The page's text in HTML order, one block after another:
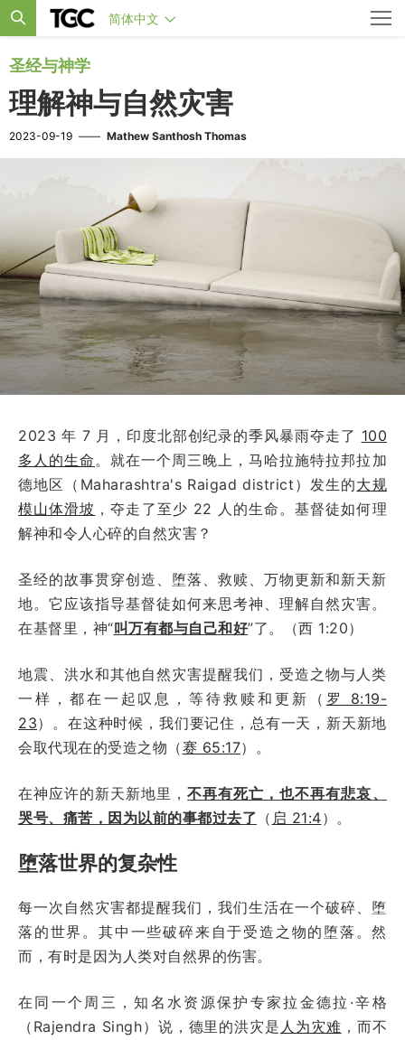
简体中文
圣经与神学
理解神与自然灾害
2023-09-19 —— Mathew Santhosh Thomas
2023 年 7 月，印度北部创纪录的季风暴雨夺走了 100
多人的生命 。就在一个周三晚上，马哈拉施特拉邦拉加
德地区（Maharashtra's Raigad district）发生的大规
模山体滑坡 ，夺走了至少 22 人的生命。基督徒如何理
解神和令人心碎的自然灾害？
圣经的故事贯穿创造、堕落、救赎、万物更新和新天新
地。它应该指导基督徒如何来思考神、理解自然灾害。
在基督里，神“叫万有都与自己和好”了。（西 1:20）
地震、洪水和其他自然灾害提醒我们，受造之物与人类
一样，都在一起叹息，等待救赎和更新（ 罗 8:19-
23）。在这种时候，我们要记住，总有一天，新天新地
会取代现在的受造之物（赛 65:17）。
在神应许的新天新地里，不再有死亡，也不再有悲哀、
哭号、痛苦，因为以前的事都过去了 （ 启 21:4）。
堕落世界的复杂性
每一次自然灾害都提醒我们，我们生活在一个破碎、堕
落的世界。其中一些破碎来自于受造之物的堕落。然
而，有时是因为人类对自然界的伤害。
在同一个周三，知名水资源保护专家拉金德拉·辛格
（Rajendra Singh）说，德里的洪灾是 人为灾难 ，而不